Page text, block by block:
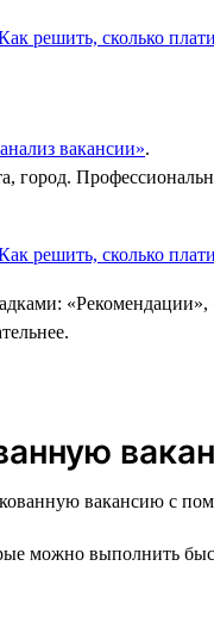
вакансии».
вакансию с
можно выполнить